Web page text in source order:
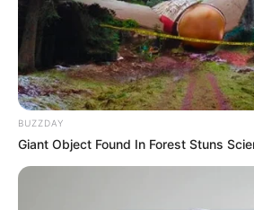
Ji Soo, salah satu aktor yang telah
diantaranya “Angry Mom”, “Cheer Up!”
Ryeo” memiliki nama asli Kim Ji Soo.
BUZZDAY
Giant Object Found In Forest Stuns